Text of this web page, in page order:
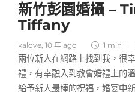
新竹彭園婚攝 –
Tiffany
kalove, 10 年 ago 1 min
兩位新人在網路上找到我，很
禮，有幸融入到教會婚禮上的
給予新人最棒的祝福，婚宴中